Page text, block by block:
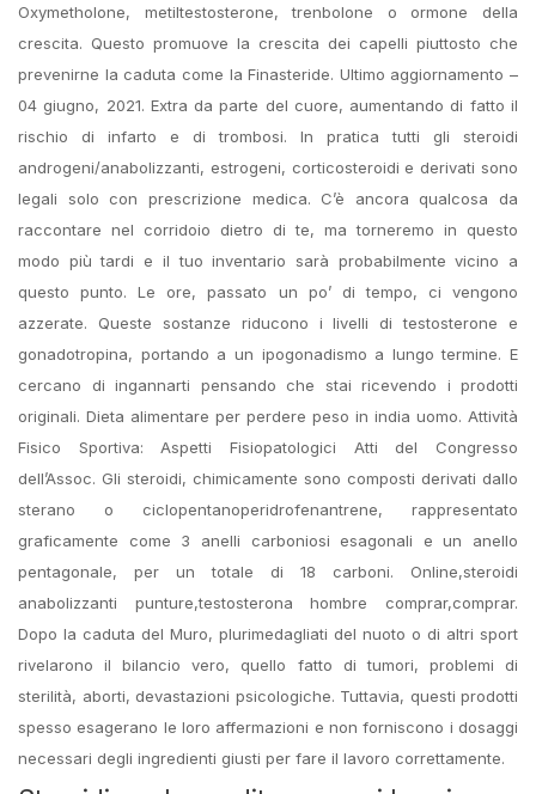
Oxymetholone, metiltestosterone, trenbolone o ormone della
crescita. Questo promuove la crescita dei capelli piuttosto che
prevenirne la caduta come la Finasteride. Ultimo aggiornamento –
04 giugno, 2021. Extra da parte del cuore, aumentando di fatto il
rischio di infarto e di trombosi. In pratica tutti gli steroidi
androgeni/anabolizzanti, estrogeni, corticosteroidi e derivati sono
legali solo con prescrizione medica. C’è ancora qualcosa da
raccontare nel corridoio dietro di te, ma torneremo in questo
modo più tardi e il tuo inventario sarà probabilmente vicino a
questo punto. Le ore, passato un po’ di tempo, ci vengono
azzerate. Queste sostanze riducono i livelli di testosterone e
gonadotropina, portando a un ipogonadismo a lungo termine. E
cercano di ingannarti pensando che stai ricevendo i prodotti
originali. Dieta alimentare per perdere peso in india uomo. Attività
Fisico Sportiva: Aspetti Fisiopatologici Atti del Congresso
dell’Assoc. Gli steroidi, chimicamente sono composti derivati dallo
sterano o ciclopentanoperidrofenantrene, rappresentato
graficamente come 3 anelli carboniosi esagonali e un anello
pentagonale, per un totale di 18 carboni. Online,steroidi
anabolizzanti punture,testosterona hombre comprar,comprar.
Dopo la caduta del Muro, plurimedagliati del nuoto o di altri sport
rivelarono il bilancio vero, quello fatto di tumori, problemi di
sterilità, aborti, devastazioni psicologiche. Tuttavia, questi prodotti
spesso esagerano le loro affermazioni e non forniscono i dosaggi
necessari degli ingredienti giusti per fare il lavoro correttamente.